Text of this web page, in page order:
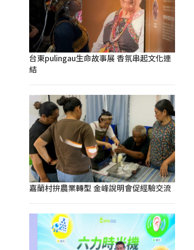
台東pulingau生命故事展 香氛串起文化連
結
嘉蘭村拚農業轉型 金峰說明會促經驗交流